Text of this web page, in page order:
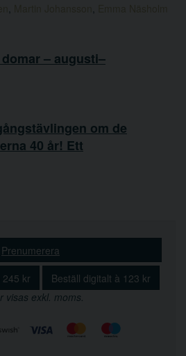
– augusti–
om de
40 år! Ett
Prenumerera
kr
Beställ digitalt à 123 kr
visas exkl. moms.